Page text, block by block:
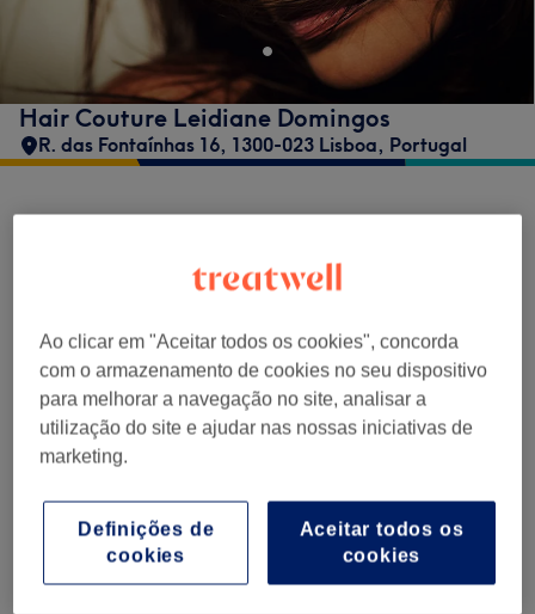
Hair Couture Leidiane Domingos
R. das Fontaínhas 16, 1300-023 Lisboa, Portugal
marcações através da Treatwell no
momento. Utiliza a barra de pesquisa no
disponíveis na tua zona. Vais encontrar
vários profissionais bem avaliados prontos
para te receber.
Ao clicar em "Aceitar todos os cookies", concorda
com o armazenamento de cookies no seu dispositivo
para melhorar a navegação no site, analisar a
utilização do site e ajudar nas nossas iniciativas de
marketing.
Aceitar todos os
cookies
Definições de
cookies